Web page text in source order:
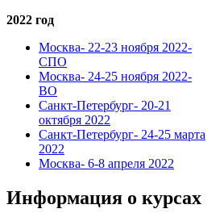
2022 год
Москва- 22-23 ноября 2022-
СПО
Москва- 24-25 ноября 2022-
ВО
Санкт-Петербург- 20-21
октября 2022
Санкт-Петербург- 24-25 марта
2022
Москва- 6-8 апреля 2022
Информация о курсах